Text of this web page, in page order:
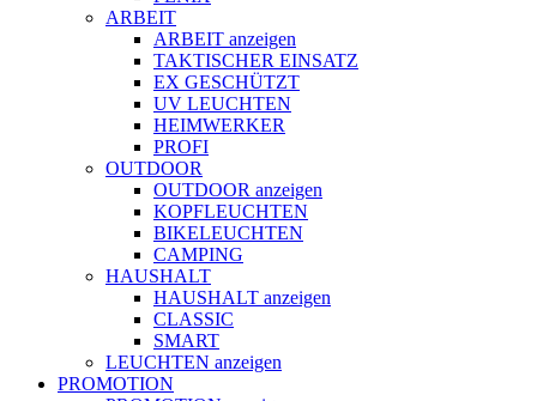
ARBEIT
ARBEIT anzeigen
TAKTISCHER EINSATZ
EX GESCHÜTZT
UV LEUCHTEN
HEIMWERKER
PROFI
OUTDOOR
OUTDOOR anzeigen
KOPFLEUCHTEN
BIKELEUCHTEN
CAMPING
HAUSHALT
HAUSHALT anzeigen
CLASSIC
SMART
LEUCHTEN anzeigen
PROMOTION